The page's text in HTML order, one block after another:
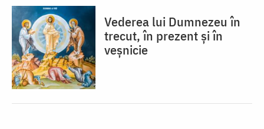
Vederea lui Dumnezeu în
trecut, în prezent și în
veșnicie